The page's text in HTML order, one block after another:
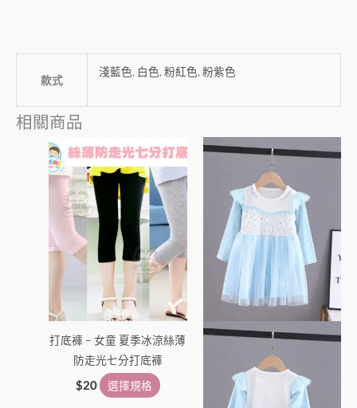
款式
淺藍色, 白色, 粉紅色, 粉紫色
相關商品
打底褲 – 女童 夏季冰涼絲薄
防走光七分打底褲
$20 選擇規格
此
產
品
有
多
種
款
可
在
產
品
頁
種
款
式。
可
在
產